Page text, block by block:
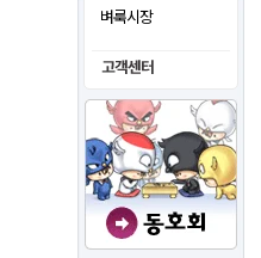
벼룩시장